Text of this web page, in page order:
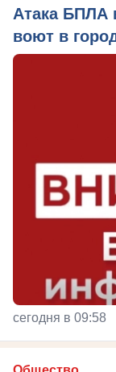
Атака БПЛА
воют в
сегодня в 09:58